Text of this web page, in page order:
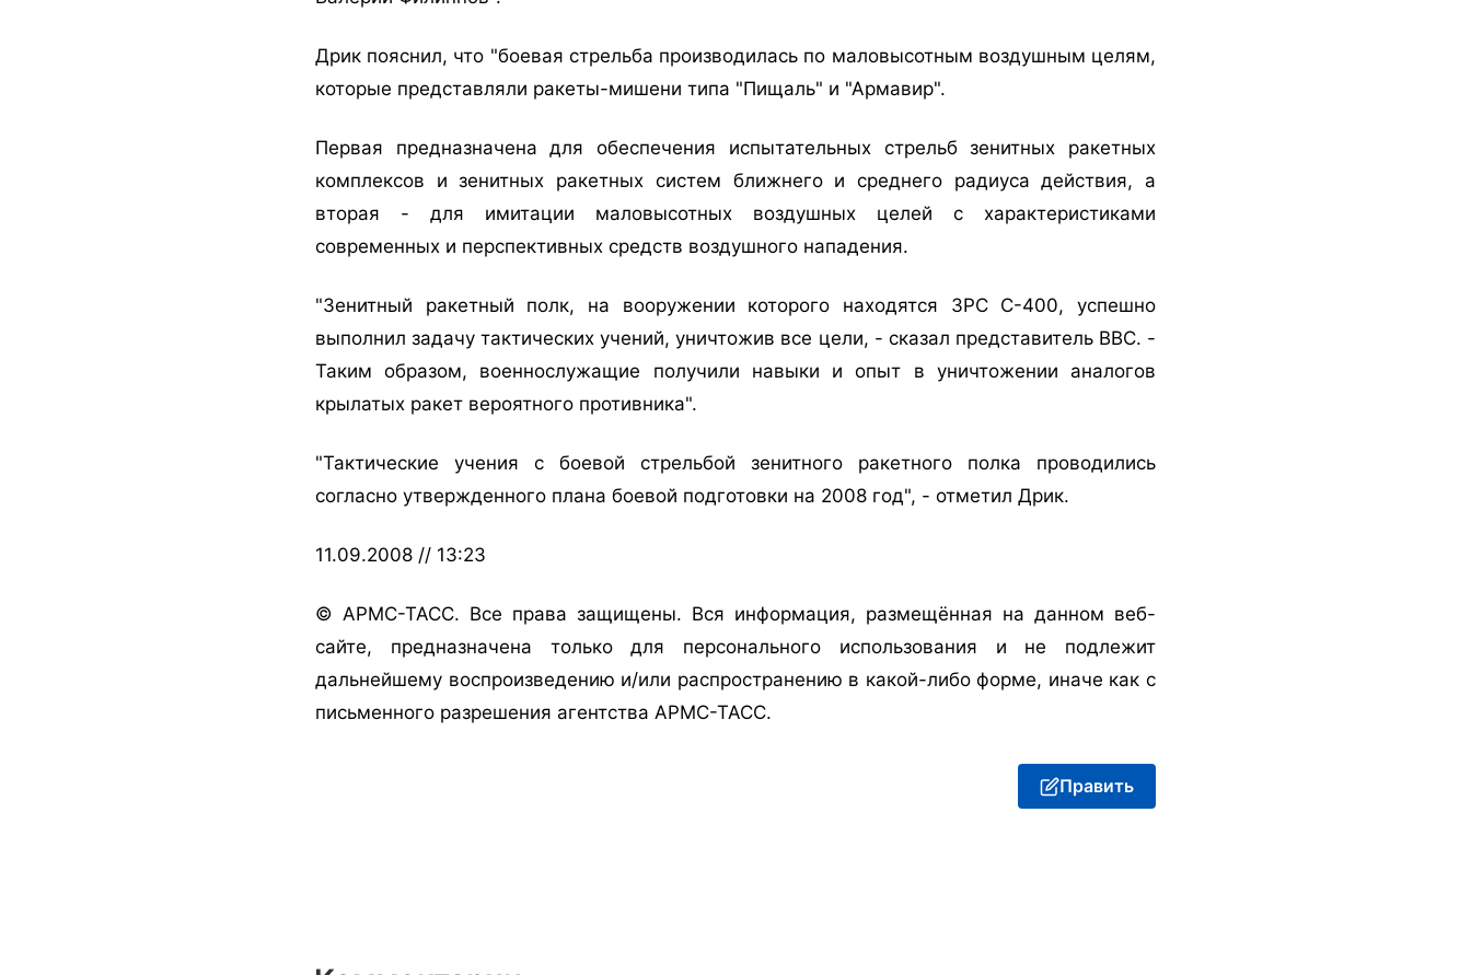
Дрик пояснил, что "боевая стрельба производилась по маловысотным воздушным целям,
которые представляли ракеты-мишени типа "Пищаль" и "Армавир".
Первая предназначена для обеспечения испытательных стрельб зенитных ракетных
комплексов и зенитных ракетных систем ближнего и среднего радиуса действия, а
вторая - для имитации маловысотных воздушных целей с характеристиками
современных и перспективных средств воздушного нападения.
"Зенитный ракетный полк, на вооружении которого находятся ЗРС С-400, успешно
выполнил задачу тактических учений, уничтожив все цели, - сказал представитель ВВС. -
Таким образом, военнослужащие получили навыки и опыт в уничтожении аналогов
крылатых ракет вероятного противника".
"Тактические учения с боевой стрельбой зенитного ракетного полка проводились
согласно утвержденного плана боевой подготовки на 2008 год", - отметил Дрик.
11.09.2008 // 13:23
© АРМС-ТАСС. Все права защищены. Вся информация, размещённая на данном веб-
сайте, предназначена только для персонального использования и не подлежит
дальнейшему воспроизведению и/или распространению в какой-либо форме, иначе как с
письменного разрешения агентства АРМС-ТАСС.
Править